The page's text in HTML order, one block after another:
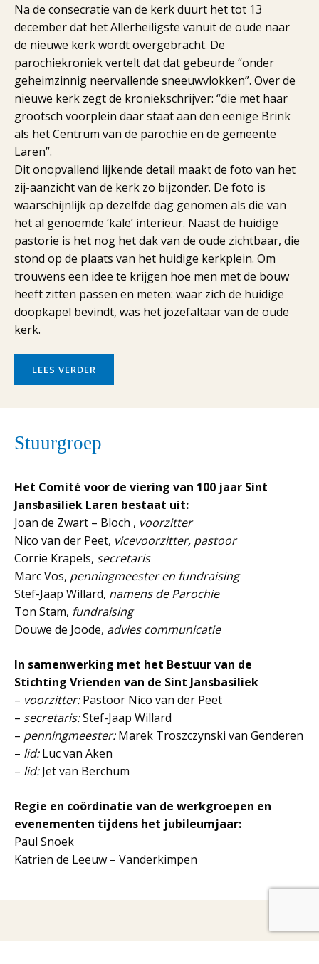
Na de consecratie van de kerk duurt het tot 13
december dat het Allerheiligste vanuit de oude naar
de nieuwe kerk wordt overgebracht. De
parochiekroniek vertelt dat dat gebeurde “onder
geheimzinnig neervallende sneeuwvlokken”. Over de
nieuwe kerk zegt de kroniekschrijver: “die met haar
grootsch voorplein daar staat aan den eenige Brink
als het Centrum van de parochie en de gemeente
Laren”.
Dit onopvallend lijkende detail maakt de foto van het
zij-aanzicht van de kerk zo bijzonder. De foto is
waarschijnlijk op dezelfde dag genomen als die van
het al genoemde ‘kale’ interieur. Naast de huidige
pastorie is het nog het dak van de oude zichtbaar, die
stond op de plaats van het huidige kerkplein. Om
trouwens een idee te krijgen hoe men met de bouw
heeft zitten passen en meten: waar zich de huidige
doopkapel bevindt, was het jozefaltaar van de oude
kerk.
LEES VERDER
Stuurgroep
Het Comité voor de viering van 100 jaar Sint
Jansbasiliek Laren bestaat uit:
Joan de Zwart – Bloch , voorzitter
Nico van der Peet, vicevoorzitter, pastoor
Corrie Krapels, secretaris
Marc Vos, penningmeester en fundraising
Stef-Jaap Willard, namens de Parochie
Ton Stam, fundraising
Douwe de Joode, advies communicatie
In samenwerking met het Bestuur van de
Stichting Vrienden van de Sint Jansbasiliek
– voorzitter:Pastoor Nico van der Peet
– secretaris:Stef-Jaap Willard
– penningmeester:Marek Troszczynski van Genderen
– lid:Luc van Aken
– lid:Jet van Berchum
Regie en coördinatie van de werkgroepen en
evenementen tijdens het jubileumjaar:
Paul Snoek
Katrien de Leeuw – Vanderkimpen